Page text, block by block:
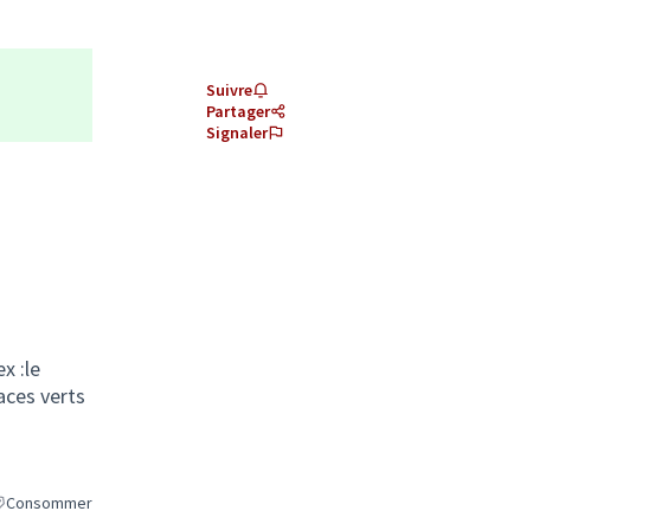
:le
verts
les résultats de la catégorie : Consommer
Consommer
Suivre
Partager
Signaler